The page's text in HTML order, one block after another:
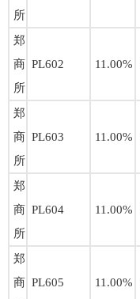
所
郑
商
所
PL602 11.00%
郑
商
所
PL603 11.00%
郑
商
所
PL604 11.00%
郑
商 PL605 11.00%